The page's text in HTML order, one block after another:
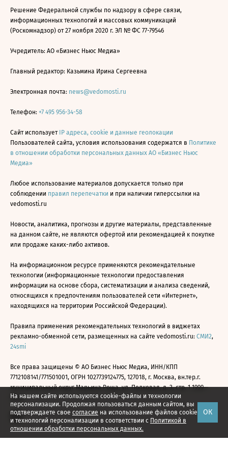
На нашем сайте используются cookie-файлы и технологии
персонализации. Продолжая пользоваться данным сайтом, вы
подтверждаете свое согласие на использование файлов cookie
и технологий персонализации в соответствии с Политикой в
отношении обработки персональных данных.
ОК
Решение Федеральной службы по надзору в сфере связи,
информационных технологий и массовых коммуникаций
(Роскомнадзор) от 27 ноября 2020 г. ЭЛ № ФС 77-79546
Учредитель: АО «Бизнес Ньюс Медиа»
Главный редактор: Казьмина Ирина Сергеевна
Электронная почта: news@vedomosti.ru
Телефон: +7 495 956-34-58
Сайт использует IP адреса, cookie и данные геолокации
Пользователей сайта, условия использования содержатся в Политике
в отношении обработки персональных данных АО «Бизнес Ньюс
Медиа»
Любое использование материалов допускается только при
соблюдении правил перепечатки и при наличии гиперссылки на
vedomosti.ru
Новости, аналитика, прогнозы и другие материалы, представленные
на данном сайте, не являются офертой или рекомендацией к покупке
или продаже каких-либо активов.
На информационном ресурсе применяются рекомендательные
технологии (информационные технологии предоставления
информации на основе сбора, систематизации и анализа сведений,
относящихся к предпочтениям пользователей сети «Интернет»,
находящихся на территории Российской Федерации).
Правила применения рекомендательных технологий в виджетах
рекламно-обменной сети, размещенных на сайте vedomosti.ru: СМИ2,
24smi
Все права защищены © АО Бизнес Ньюс Медиа, ИНН/КПП
7712108141/771501001, ОГРН 1027739124775, 127018, г. Москва, вн.тер.г.
муниципальный округ Марьина Роща, ул. Полковая, д. 3, стр. 1 1999—
2026